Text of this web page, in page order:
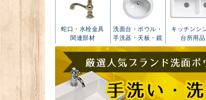
蛇口・水栓金具
関連部材
洗面台・ボウル・
手洗器・天板・鏡
キッチンシ
台所用品